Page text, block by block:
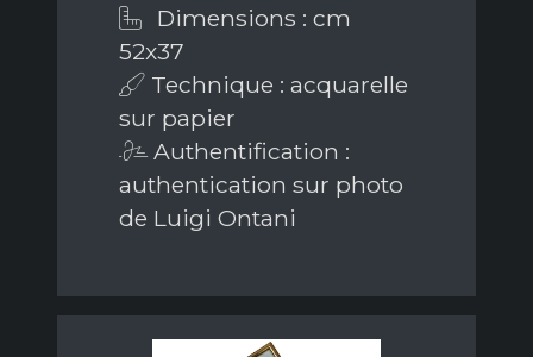
Dimensions : cm
52x37
Technique : acquarelle
sur papier
Authentification :
authentication sur photo
de Luigi Ontani